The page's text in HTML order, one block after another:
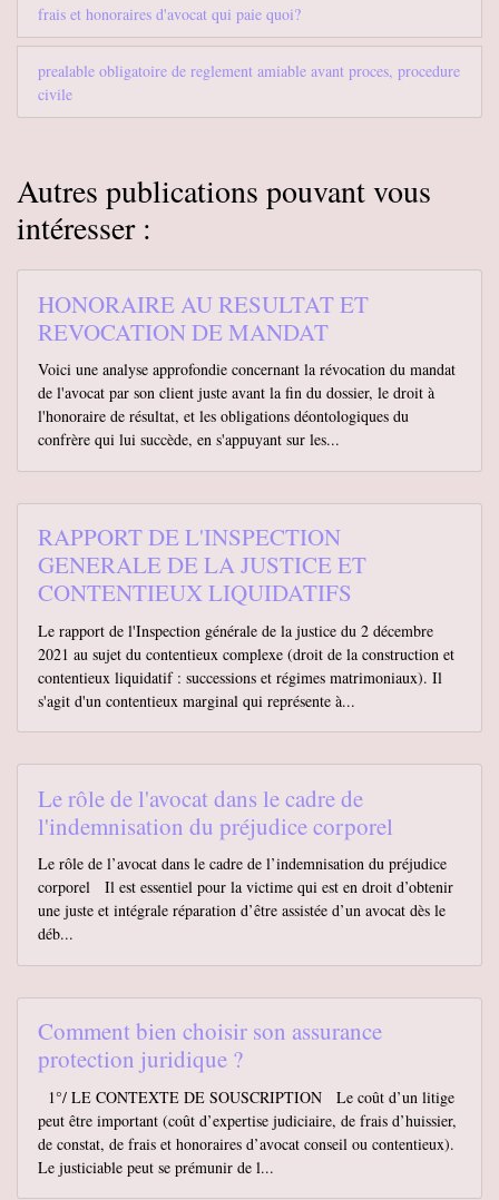
frais et honoraires d'avocat qui paie quoi?
prealable obligatoire de reglement amiable avant proces, procedure
civile
Autres publications pouvant vous
intéresser :
HONORAIRE AU RESULTAT ET
REVOCATION DE MANDAT
Voici une analyse approfondie concernant la révocation du mandat
de l'avocat par son client juste avant la fin du dossier, le droit à
l'honoraire de résultat, et les obligations déontologiques du
confrère qui lui succède, en s'appuyant sur les...
RAPPORT DE L'INSPECTION
GENERALE DE LA JUSTICE ET
CONTENTIEUX LIQUIDATIFS
Le rapport de l'Inspection générale de la justice du 2 décembre
2021 au sujet du contentieux complexe (droit de la construction et
contentieux liquidatif : successions et régimes matrimoniaux). Il
s'agit d'un contentieux marginal qui représente à...
Le rôle de l'avocat dans le cadre de
l'indemnisation du préjudice corporel
Le rôle de l’avocat dans le cadre de l’indemnisation du préjudice
corporel Il est essentiel pour la victime qui est en droit d’obtenir
une juste et intégrale réparation d’être assistée d’un avocat dès le
déb...
Comment bien choisir son assurance
protection juridique ?
1°/ LE CONTEXTE DE SOUSCRIPTION Le coût d’un litige
peut être important (coût d’expertise judiciaire, de frais d’huissier,
de constat, de frais et honoraires d’avocat conseil ou contentieux).
Le justiciable peut se prémunir de l...